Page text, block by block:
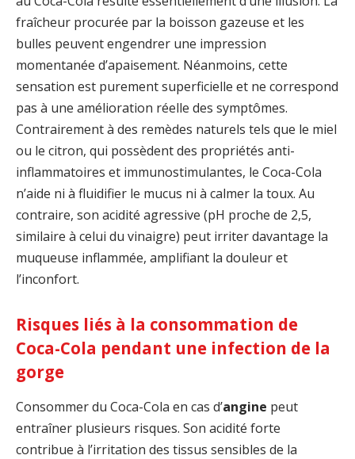
fraîcheur procurée par la boisson gazeuse et les
bulles peuvent engendrer une impression
momentanée d’apaisement. Néanmoins, cette
sensation est purement superficielle et ne correspond
pas à une amélioration réelle des symptômes.
Contrairement à des remèdes naturels tels que le miel
ou le citron, qui possèdent des propriétés anti-
inflammatoires et immunostimulantes, le Coca-Cola
n’aide ni à fluidifier le mucus ni à calmer la toux. Au
contraire, son acidité agressive (pH proche de 2,5,
similaire à celui du vinaigre) peut irriter davantage la
muqueuse inflammée, amplifiant la douleur et
l’inconfort.
Risques liés à la consommation de
Coca-Cola pendant une infection de la
gorge
Consommer du Coca-Cola en cas d’angine peut
entraîner plusieurs risques. Son acidité forte
contribue à l’irritation des tissus sensibles de la